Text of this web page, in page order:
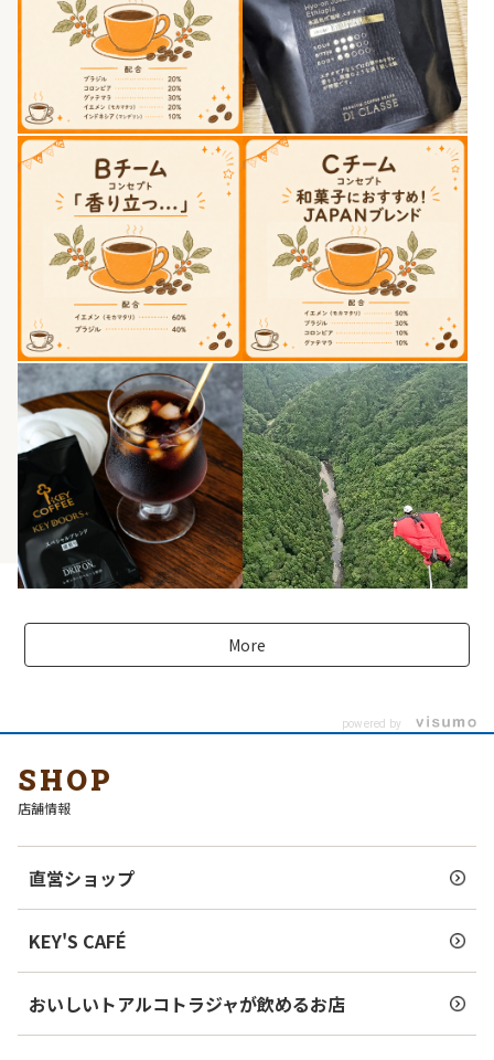
More
powered by
SHOP
店舗情報
直営ショップ
KEY'S CAFÉ
おいしいトアルコトラジャが飲めるお店